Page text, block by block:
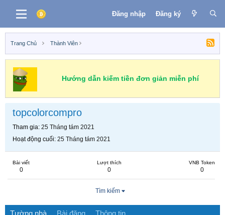
Đăng nhập Đăng ký
Trang Chủ Thành Viên
Hướng dẫn kiếm tiền đơn giản miễn phí
topcolorcompro
Tham gia 25 Tháng tám 2021
Hoạt động cuối 25 Tháng tám 2021
Bài viết
0
Lượt thích
0
VNB Token
0
Tìm kiếm
Tường nhà Bài đăng Thông tin